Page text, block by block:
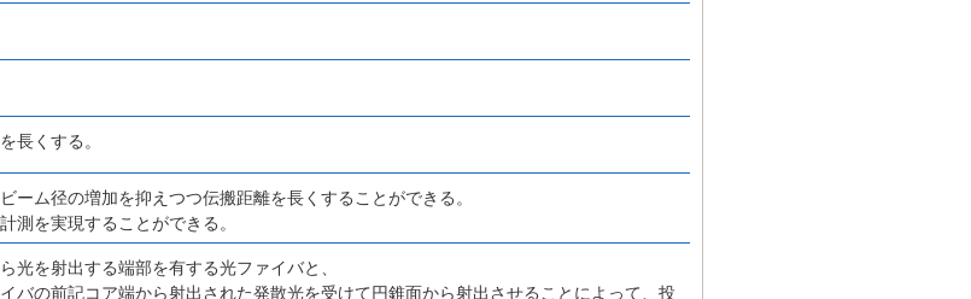
長くする。
ーム径の増加を抑えつつ伝搬距離を長くすることができる。
測を実現することができる。
光を射出する端部を有する光ファイバと、
バの前記コア端から射出された発散光を受けて円錐面から射出させることによって、投